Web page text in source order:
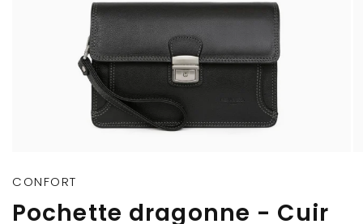
CONFORT
Pochette dragonne - Cuir